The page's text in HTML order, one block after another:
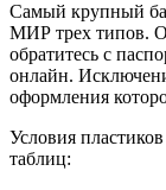
Самый крупный
МИР трех типов.
обратитесь с
онлайн.
оформления
Условия
таблиц: